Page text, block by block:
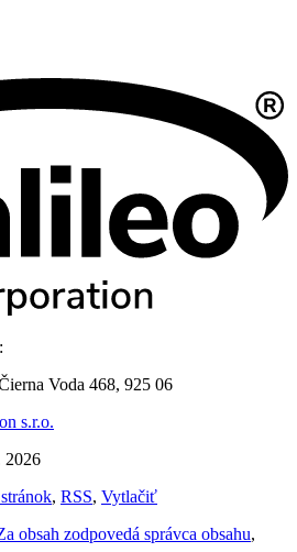
Voda 468, 925 06
s.r.o.
2026
, RSS, Vytlačiť
obsah zodpovedá správca obsahu,